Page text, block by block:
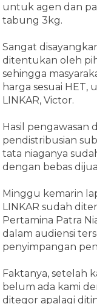
untuk agen dan
tabung 3kg.
Sangat
ditentukan oleh
sehingga
harga sesuai HET,
LINKAR, Victor.
Hasil pengawasan
pendistribusian
tata niaganya
dengan bebas
Minggu kemarin
LINKAR sudah
Pertamina Patra
dalam audiensi
penyimpangan
Faktanya, setelah
belum ada kami
ditegor apalagi